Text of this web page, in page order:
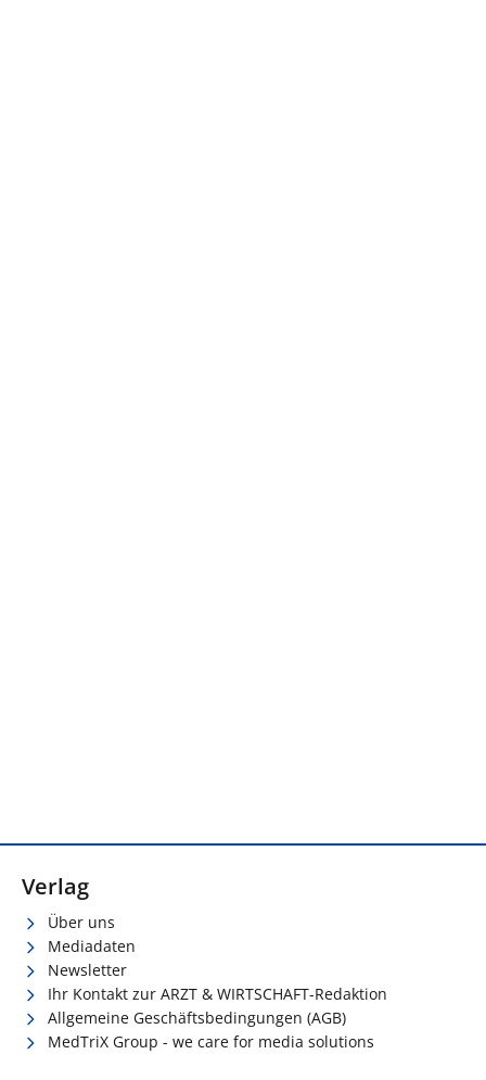
Verlag
Über uns
Mediadaten
Newsletter
Ihr Kontakt zur ARZT & WIRTSCHAFT-Redaktion
Allgemeine Geschäftsbedingungen (AGB)
MedTriX Group - we care for media solutions